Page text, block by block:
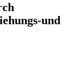
und